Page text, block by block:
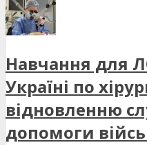
Навчання для
Україні по
відновленню
допомоги